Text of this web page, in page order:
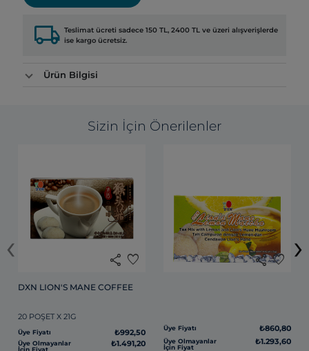
local_shipping Teslimat ücreti sadece 150 TL, 2400 TL ve üzeri alışverişlerde
ise kargo ücretsiz.
Ürün Bilgisi
Sizin İçin Önerilenler
share favorite
DXN LION'S MANE COFFEE
20 POŞET X 21G
Üye Fiyatı ₺992,50
Üye Olmayanlar
İçin Fiyat
₺1.491,20
share favorite
Üye Fiyatı ₺860,80
Üye Olmayanlar
İçin Fiyat
₺1.293,60
‹ ›